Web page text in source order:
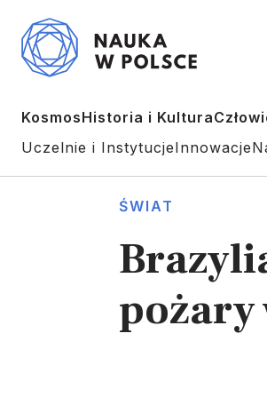
KosmosHistoria i Kultura
Uczelnie i InstytucjeInnowacje
ŚWIAT
pożary